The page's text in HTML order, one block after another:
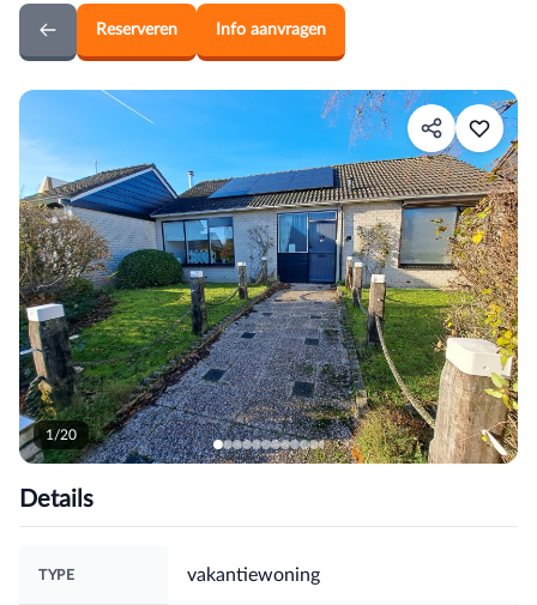
Reserveren Info aanvragen
1/20
Details
TYPE vakantiewoning